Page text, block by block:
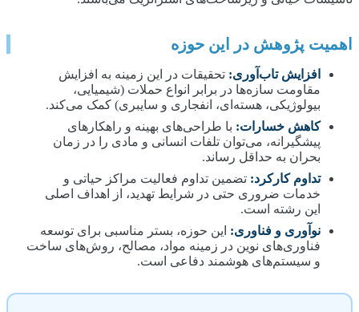
اهمیت پژوهش در این حوزه
افزایش تاب‌آوری: تحقیقات در این زمینه به افزایش
مقاومت سازه‌ها در برابر انواع حملات (شیمیایی،
بیولوژیکی، هسته‌ای، انفجاری و سایبری) کمک می‌کند.
کاهش خسارات: با طراحی‌های بهینه و راهکارهای
پیشگیرانه، می‌توان تلفات انسانی و مادی را در زمان
بحران به حداقل رساند.
تداوم کارکرد: تضمین تداوم فعالیت مراکز حیاتی و
خدمات ضروری حتی در شرایط تهدید، از اهداف اصلی
این رشته است.
نوآوری و فناوری: این حوزه، بستر مناسبی برای توسعه
فناوری‌های نوین در زمینه مواد، مصالح، روش‌های ساخت
و سیستم‌های هوشمند دفاعی است.